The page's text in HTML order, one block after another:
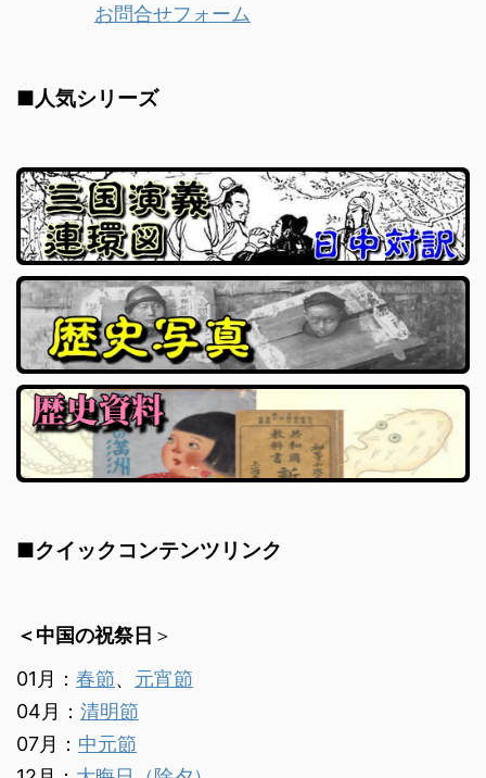
お問合せフォーム
■人気シリーズ
■クイックコンテンツリンク
＜中国の祝祭日 ＞
01月： 春節、 元宵節
04月： 清明節
07月： 中元節